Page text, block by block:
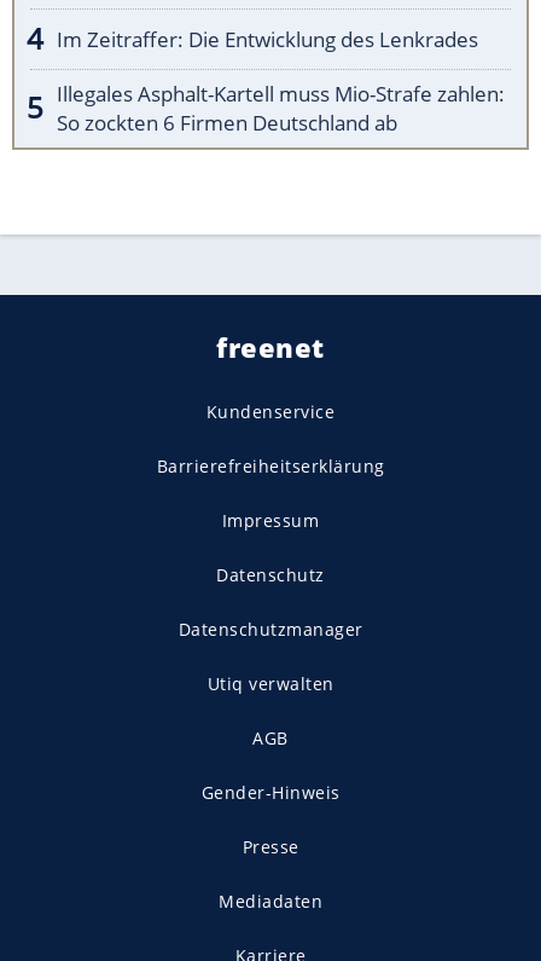
Im Zeitraffer: Die Entwicklung des Lenkrades
Illegales Asphalt-Kartell muss Mio-Strafe zahlen:
So zockten 6 Firmen Deutschland ab
freenet
Kundenservice
Barrierefreiheitserklärung
Impressum
Datenschutz
Datenschutzmanager
Utiq verwalten
AGB
Gender-Hinweis
Presse
Mediadaten
Karriere